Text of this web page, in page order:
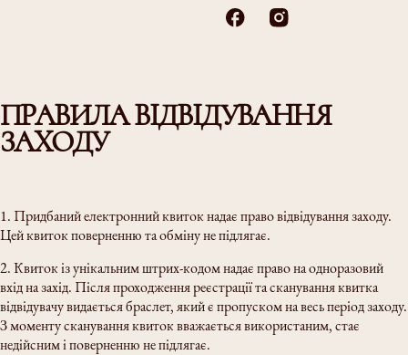
ПРАВИЛА ВІДВІДУВАННЯ
ЗАХОДУ
1. Придбаний електронний квиток надає право відвідування заходу.
Цей квиток поверненню та обміну не підлягає.
2. Квиток із унікальним штрих-кодом надає право на одноразовий
вхід на захід. Після проходження реєстрації та сканування квитка
відвідувачу видається браслет, який є пропуском на весь період заходу.
З моменту сканування квиток вважається використаним, стає
недійсним і поверненню не підлягає.